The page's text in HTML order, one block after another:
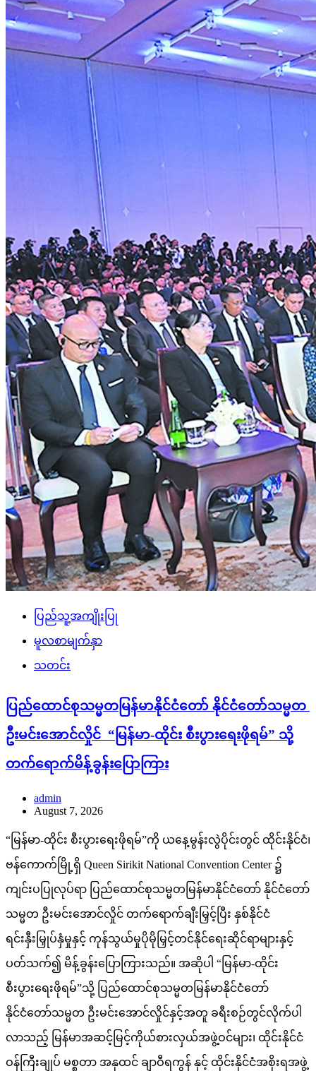
ပြည်သူ့အကျိုးပြု
မူလစာမျက်နှာ
သတင်း
ပြည်ထောင်စုသမ္မတမြန်မာနိုင်ငံတော် နိုင်ငံတော်သမ္မတ
ဦးမင်းအောင်လှိုင် “မြန်မာ-ထိုင်း စီးပွားရေးဖိုရမ်” သို့
တက်ရောက်မိန့်ခွန်းပြောကြား
admin
August 7, 2026
“မြန်မာ-ထိုင်း စီးပွားရေးဖိုရမ်”ကို ယနေ့မွန်းလွဲပိုင်းတွင် ထိုင်းနိုင်ငံ၊
ဗန်ကောက်မြို့ရှိ Queen Sirikit National Convention Center ၌
ကျင်းပပြုလုပ်ရာ ပြည်ထောင်စုသမ္မတမြန်မာနိုင်ငံတော် နိုင်ငံတော်
သမ္မတ ဦးမင်းအောင်လှိုင် တက်ရောက်ချီးမြှင့်ပြီး နှစ်နိုင်ငံ
ရင်းနှီးမြှုပ်နှံမှုနှင့် ကုန်သွယ်မှုပိုမိုမြှင့်တင်နိုင်ရေးဆိုင်ရာများနှင့်
ပတ်သက်၍ မိန့်ခွန်းပြောကြားသည်။ အဆိုပါ “မြန်မာ-ထိုင်း
စီးပွားရေးဖိုရမ်”သို့ ပြည်ထောင်စုသမ္မတမြန်မာနိုင်ငံတော်
နိုင်ငံတော်သမ္မတ ဦးမင်းအောင်လှိုင်နှင့်အတူ ခရီးစဉ်တွင်လိုက်ပါ
လာသည့် မြန်မာအဆင့်မြင့်ကိုယ်စားလှယ်အဖွဲ့ဝင်များ၊ ထိုင်းနိုင်ငံ
ဝန်ကြီးချုပ် မစ္စတာ အနုထင် ချာဝီရကွန် နှင့် ထိုင်းနိုင်ငံအစိုးရအဖွဲ့